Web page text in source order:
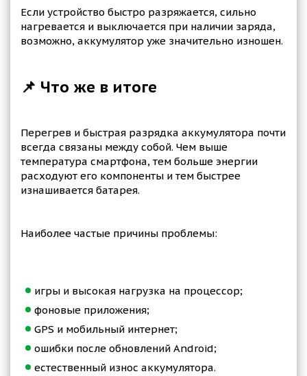
Если устройство быстро разряжается, сильно
нагревается и выключается при наличии заряда,
возможно, аккумулятор уже значительно изношен.
📌 Что же в итоге
Перегрев и быстрая разрядка аккумулятора почти
всегда связаны между собой. Чем выше
температура смартфона, тем больше энергии
расходуют его компоненты и тем быстрее
изнашивается батарея.
Наиболее частые причины проблемы:
игры и высокая нагрузка на процессор;
фоновые приложения;
GPS и мобильный интернет;
ошибки после обновлений Android;
естественный износ аккумулятора.